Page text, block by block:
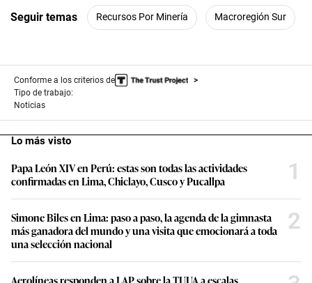
Seguir temas Recursos Por Minería Macroregión Sur
Conforme a los criterios de
Tipo de trabajo:
Noticias
Lo más visto
Papa León XIV en Perú: estas son todas las actividades
confirmadas en Lima, Chiclayo, Cusco y Pucallpa
1
Simone Biles en Lima: paso a paso, la agenda de la gimnasta
más ganadora del mundo y una visita que emocionará a toda
una selección nacional
2
Aerolíneas responden a LAP sobre la TUUA a escalas